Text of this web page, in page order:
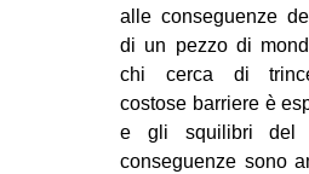
alle conseguenze
di un pezzo di
chi cerca di
costose barriere è
e gli squilibri del
conseguenze sono